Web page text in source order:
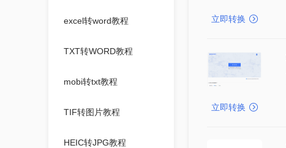
excel转word教程
TXT转WORD教程
mobi转txt教程
TIF转图片教程
HEIC转JPG教程
立即转换
立即转换